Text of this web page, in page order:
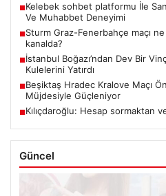
■Kelebek sohbet platformu İle
Ve Muhabbet Deneyimi
■Sturm Graz-Fenerbahçe maçı
kanalda?
■İstanbul Boğazı’ndan Dev Bir
Kulelerini Yatırdı
■Beşiktaş Hradec Kralove Maçı
Müjdesiyle Güçleniyor
■Kılıçdaroğlu: Hesap sormaktan
Güncel